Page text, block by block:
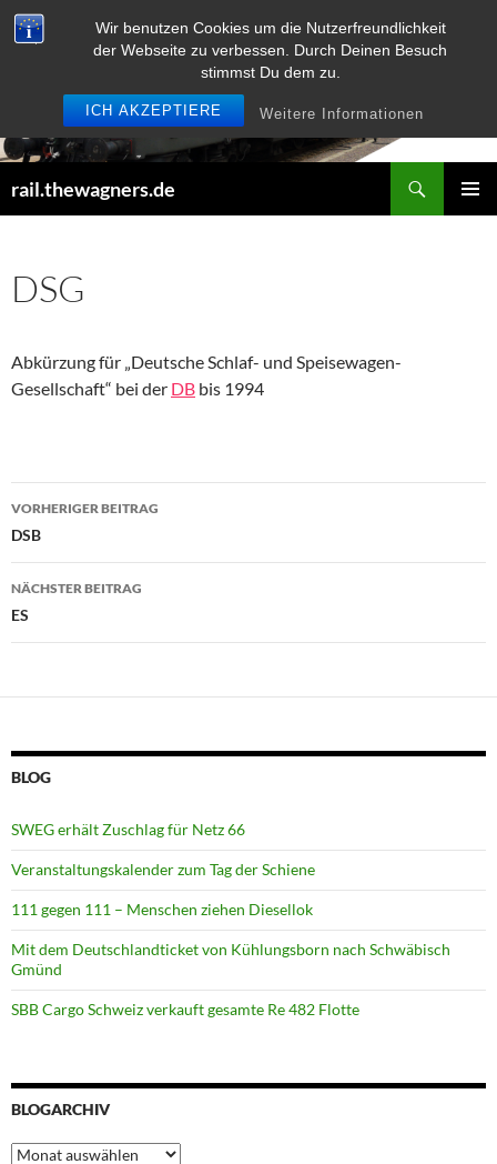
Wir benutzen Cookies um die Nutzerfreundlichkeit
der Webseite zu verbessen. Durch Deinen Besuch
stimmst Du dem zu.
ICH AKZEPTIERE Weitere Informationen
Zum
Inhalt
rail.thewagners.de
DSG
Abkürzung für „Deutsche Schlaf- und Speisewagen-
Gesellschaft“ bei der DB bis 1994
Beitragsnavigation
VORHERIGER BEITRAG
DSB
NÄCHSTER BEITRAG
ES
BLOG
SWEG erhält Zuschlag für Netz 66
Veranstaltungskalender zum Tag der Schiene
111 gegen 111 – Menschen ziehen Diesellok
Mit dem Deutschlandticket von Kühlungsborn nach Schwäbisch
Gmünd
SBB Cargo Schweiz verkauft gesamte Re 482 Flotte
BLOGARCHIV
Blogarchiv